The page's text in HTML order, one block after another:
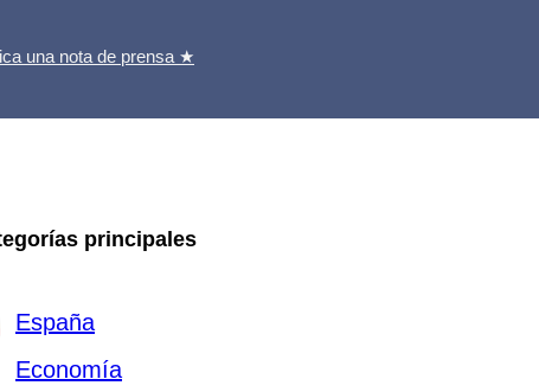
una nota de prensa ★
principales
España
Economía